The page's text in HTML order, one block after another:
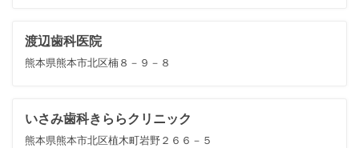
渡辺歯科医院
熊本県熊本市北区楠８－９－８
いさみ歯科きららクリニック
熊本県熊本市北区植木町岩野２６６－５